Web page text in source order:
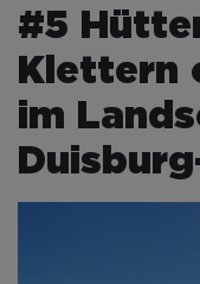
#5
Klettern
im